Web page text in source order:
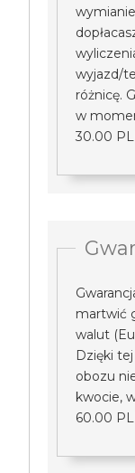
wyjazd/
różnicę.
w
30.00
martwić
walut
Dzięki
obozu
kwocie,
60.00